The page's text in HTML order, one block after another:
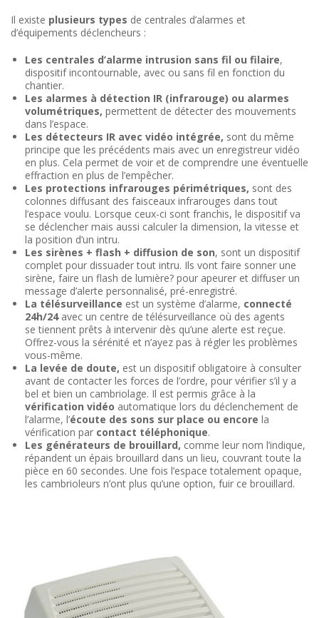
Il existe plusieurs types de centrales d’alarmes et
d’équipements déclencheurs :
Les centrales d’alarme intrusion sans fil ou filaire,
dispositif incontournable, avec ou sans fil en fonction du
chantier.
Les alarmes à détection IR (infrarouge) ou alarmes
volumétriques, permettent de détecter des mouvements
dans l’espace.
Les détecteurs IR avec vidéo intégrée, sont du même
principe que les précédents mais avec un enregistreur vidéo
en plus. Cela permet de voir et de comprendre une éventuelle
effraction en plus de l’empêcher.
Les protections infrarouges périmétriques, sont des
colonnes diffusant des faisceaux infrarouges dans tout
l’espace voulu. Lorsque ceux-ci sont franchis, le dispositif va
se déclencher mais aussi calculer la dimension, la vitesse et
la position d’un intru.
Les sirènes + flash + diffusion de son, sont un dispositif
complet pour dissuader tout intru. Ils vont faire sonner une
sirène, faire un flash de lumière? pour apeurer et diffuser un
message d’alerte personnalisé, pré-enregistré.
La télésurveillance est un système d’alarme, connecté
24h/24 avec un centre de télésurveillance où des agents
se tiennent prêts à intervenir dès qu’une alerte est reçue.
Offrez-vous la sérénité et n’ayez pas à régler les problèmes
vous-même.
La levée de doute, est un dispositif obligatoire à consulter
avant de contacter les forces de l’ordre, pour vérifier s’il y a
bel et bien un cambriolage. Il est permis grâce à la
vérification vidéo automatique lors du déclenchement de
l’alarme, l’écoute des sons sur place ou encore la
vérification par contact téléphonique.
Les générateurs de brouillard, comme leur nom l’indique,
répandent un épais brouillard dans un lieu, couvrant toute la
pièce en 60 secondes. Une fois l’espace totalement opaque,
les cambrioleurs n’ont plus qu’une option, fuir ce brouillard.